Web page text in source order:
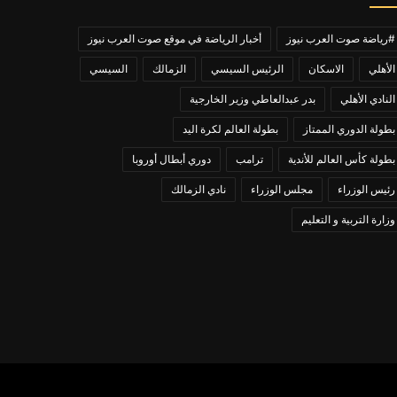
#رياضة صوت العرب نيوز أخبار الرياضة في موقع صوت العرب نيوز
الأهلي الاسكان الرئيس السيسي الزمالك السيسي
النادي الأهلي بدر عبدالعاطي وزير الخارجية
بطولة الدوري الممتاز بطولة العالم لكرة اليد
بطولة كأس العالم للأندية ترامب دوري أبطال أوروبا
رئيس الوزراء مجلس الوزراء نادي الزمالك
وزارة التربية و التعليم